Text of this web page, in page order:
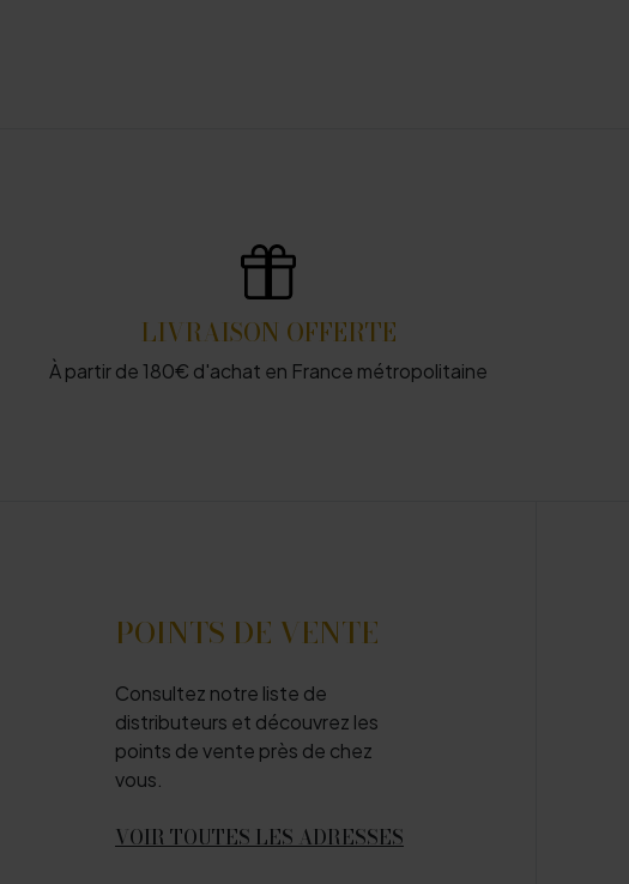
LIVRAISON OFFERTE
À partir de 180€ d'achat en France métropolitaine
POINTS DE VENTE
Consultez notre liste de
distributeurs et découvrez les
points de vente près de chez
vous.
VOIR TOUTES LES ADRESSES